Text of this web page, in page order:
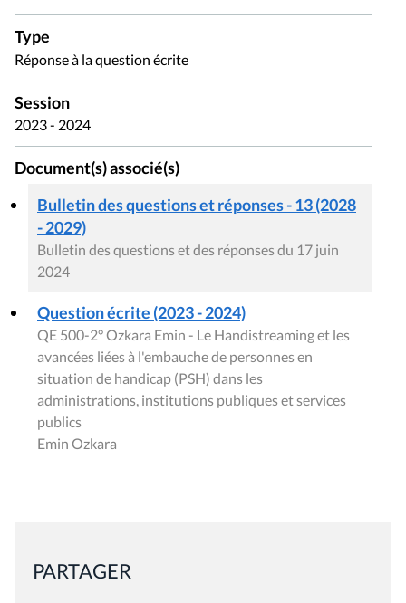
Type
Réponse à la question écrite
Session
2023 - 2024
Document(s) associé(s)
Bulletin des questions et réponses - 13 (2028
- 2029)
Bulletin des questions et des réponses du 17 juin
2024
Question écrite (2023 - 2024)
QE 500-2° Ozkara Emin - Le Handistreaming et les
avancées liées à l'embauche de personnes en
situation de handicap (PSH) dans les
administrations, institutions publiques et services
publics
Emin Ozkara
PARTAGER